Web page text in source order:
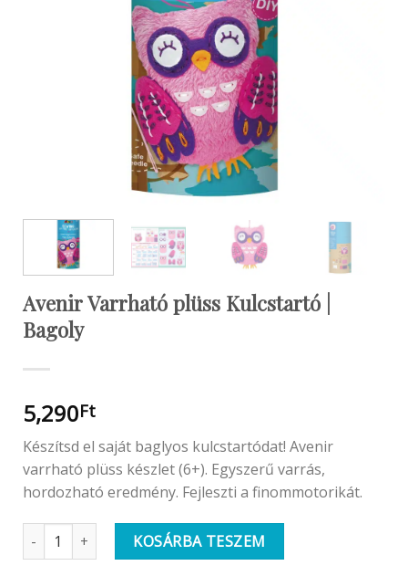
Avenir Varrható plüss Kulcstartó |
Bagoly
5,290Ft
Készítsd el saját baglyos kulcstartódat! Avenir
varrható plüss készlet (6+). Egyszerű varrás,
hordozható eredmény. Fejleszti a finommotorikát.
Avenir Varrható plüss Kulcstartó | Bagoly mennyiség
KOSÁRBA TESZEM